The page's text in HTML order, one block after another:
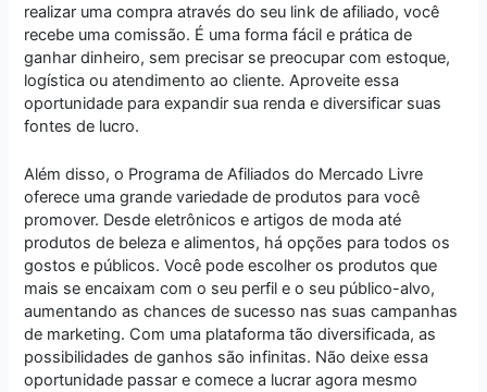
realizar uma compra através do seu link de afiliado, você
recebe uma comissão. É uma forma fácil e prática de
ganhar dinheiro, sem precisar se preocupar com estoque,
logística ou atendimento ao cliente. Aproveite essa
oportunidade para expandir sua renda e diversificar suas
fontes de lucro.
Além disso, o Programa de Afiliados do Mercado Livre
oferece uma grande variedade de produtos para você
promover. Desde eletrônicos e artigos de moda até
produtos de beleza e alimentos, há opções para todos os
gostos e públicos. Você pode escolher os produtos que
mais se encaixam com o seu perfil e o seu público-alvo,
aumentando as chances de sucesso nas suas campanhas
de marketing. Com uma plataforma tão diversificada, as
possibilidades de ganhos são infinitas. Não deixe essa
oportunidade passar e comece a lucrar agora mesmo